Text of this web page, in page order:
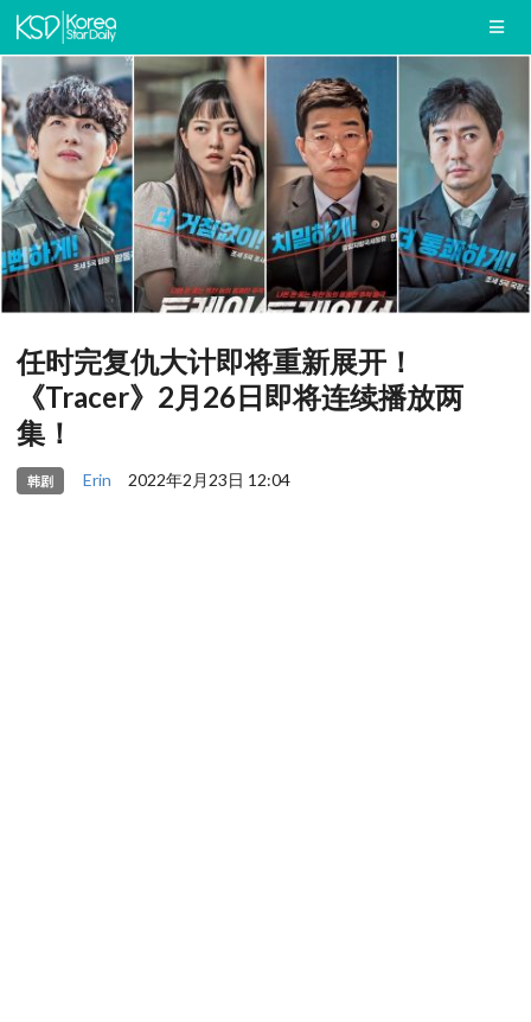
任时完复仇大计即将重新展开！
《Tracer》2月26日即将连续播放两
集！
韩剧 Erin 2022年2月23日 12:04